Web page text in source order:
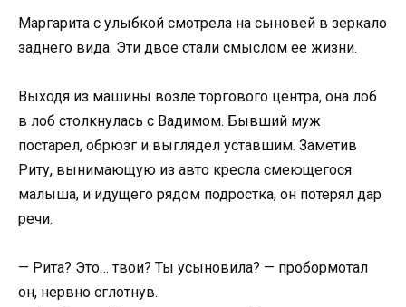
Маргарита с улыбкой смотрела на сыновей в зеркало
заднего вида. Эти двое стали смыслом ее жизни.
Выходя из машины возле торгового центра, она лоб
в лоб столкнулась с Вадимом. Бывший муж
постарел, обрюзг и выглядел уставшим. Заметив
Риту, вынимающую из авто кресла смеющегося
малыша, и идущего рядом подростка, он потерял дар
речи.
— Рита? Это… твои? Ты усыновила? — пробормотал
он, нервно сглотнув.